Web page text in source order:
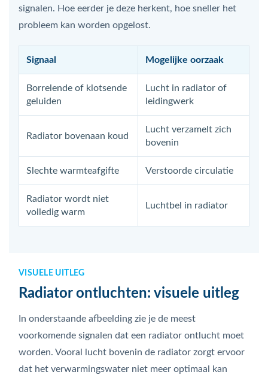
signalen. Hoe eerder je deze herkent, hoe sneller het
probleem kan worden opgelost.
Signaal Mogelijke oorzaak
Borrelende of klotsende
geluiden
Lucht in radiator of
leidingwerk
Radiator bovenaan koud
Lucht verzamelt zich
bovenin
Slechte warmteafgifte Verstoorde circulatie
Radiator wordt niet
volledig warm
Luchtbel in radiator
VISUELE UITLEG
Radiator ontluchten: visuele uitleg
In onderstaande afbeelding zie je de meest
voorkomende signalen dat een radiator ontlucht moet
worden. Vooral lucht bovenin de radiator zorgt ervoor
dat het verwarmingswater niet meer optimaal kan